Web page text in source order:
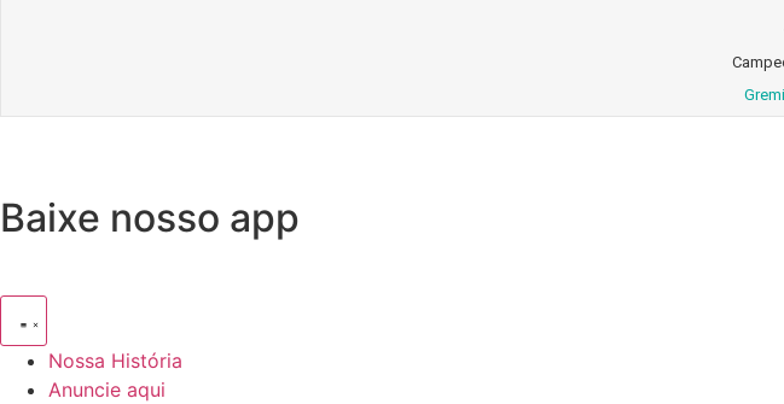
Baixe nosso app
Nossa História
Anuncie aqui